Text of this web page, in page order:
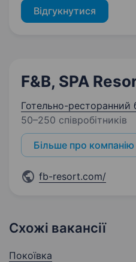
Відгукнутися
F&B, SPA
Готельно-ресторанний
50–250 співробітників
Більше про компанію
fb-resort.com/
Схожі вакансії
Покоївка